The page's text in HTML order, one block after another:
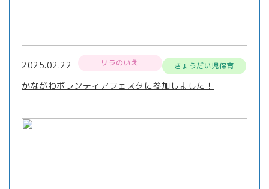
2025.02.22 リラのいえ きょうだい児保育
かながわボランティアフェスタに参加しました！